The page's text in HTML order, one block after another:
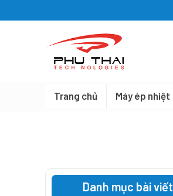
to
Trang chủ Máy ép nhiệt
Danh mục bài viết